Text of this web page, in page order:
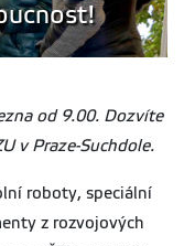
od 9.00. Dozvíte
v Praze-Suchdole.
roboty, speciální
z rozvojových